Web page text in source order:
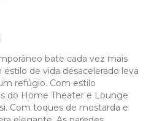
bate cada vez mais
de vida desacelerado leva
refúgio. Com estilo
do Home Theater e Lounge
Com toques de mostarda e